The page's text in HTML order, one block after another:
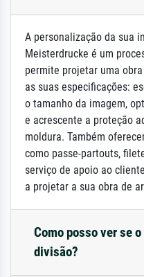
A personalização da sua
Meisterdrucke é um
permite projetar uma
as suas especificações:
o tamanho da imagem,
e acrescente a proteção
moldura. Também
como passe-partouts,
serviço de apoio ao
a projetar a sua obra de
Como posso ver se
divisão?